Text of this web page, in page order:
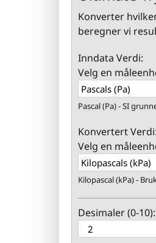
Konverter
beregner vi
Inndata Verdi:
Velg en
Pascal (Pa) - SI
Konvertert Verdi:
Velg en
Kilopascal (kPa) -
Desimaler (0-10):